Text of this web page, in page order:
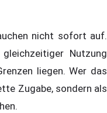
nicht sofort auf.
Nutzung
liegen. Wer das
Zugabe, sondern als